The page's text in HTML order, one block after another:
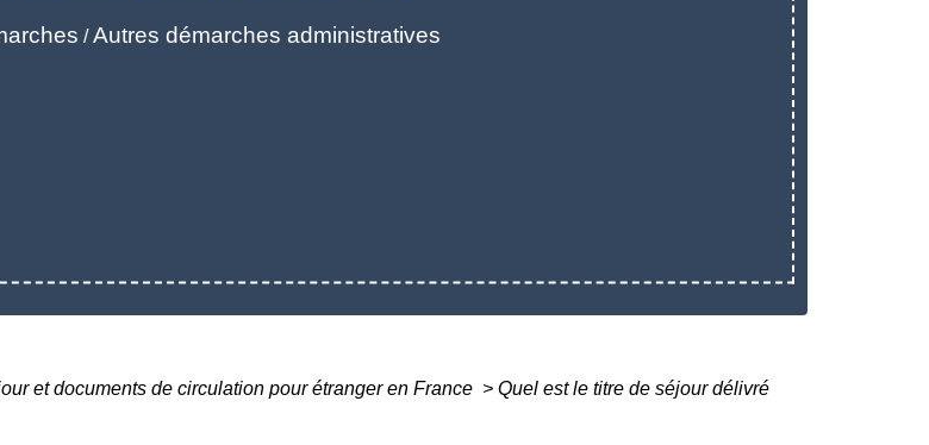
/Autres démarches administratives
et documents de circulation pour étranger en France > Quel est le titre de séjour délivré